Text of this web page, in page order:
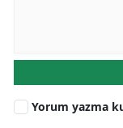
Yorum yazma